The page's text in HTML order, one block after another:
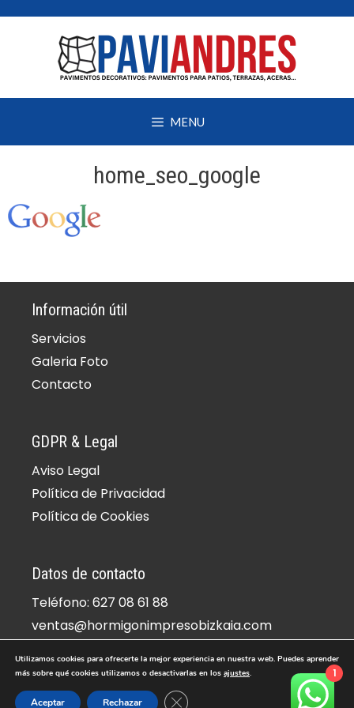
contenido
MENU
home_seo_google
Información útil
Servicios
Galeria Foto
Contacto
GDPR & Legal
Aviso Legal
Política de Privacidad
Política de Cookies
Datos de contacto
Teléfono: 627 08 61 88
ventas@hormigonimpresobizkaia.com
© Copyright 2026 -Hormigon Impreso Bizkaia | Hormigon
Utilizamos cookies para ofrecerte la mejor experiencia en nuestra web. Puedes aprender
más sobre qué cookies utilizamos o desactivarlas en los ajustes.
Aceptar Rechazar Cerrar el banner de cookies RGPD
1